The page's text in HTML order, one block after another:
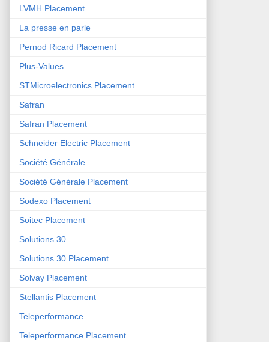
LVMH Placement
La presse en parle
Pernod Ricard Placement
Plus-Values
STMicroelectronics Placement
Safran
Safran Placement
Schneider Electric Placement
Société Générale
Société Générale Placement
Sodexo Placement
Soitec Placement
Solutions 30
Solutions 30 Placement
Solvay Placement
Stellantis Placement
Teleperformance
Teleperformance Placement